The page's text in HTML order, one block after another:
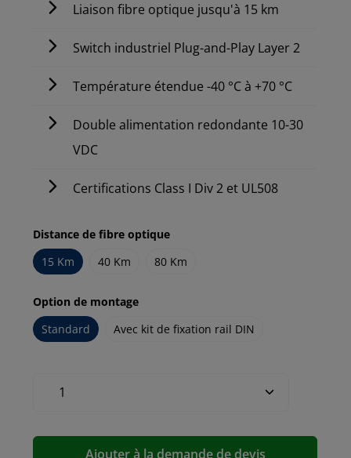
Liaison fibre optique jusqu'à 15 km
Switch industriel Plug-and-Play Layer 2
Température étendue -40 °C à +70 °C
Double alimentation redondante 10-30
VDC
Certifications Class I Div 2 et UL508
Distance de fibre optique
15 Km
40 Km 80 Km
Option de montage
Standard
Avec kit de fixation rail DIN
Ajouter à la demande de devis